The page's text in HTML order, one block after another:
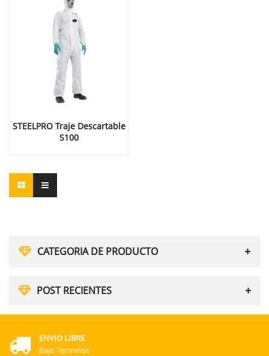
CATEGORIA DE PRODUCTO
POST RECIENTES
STEELPRO Traje Descartable
S100
ENVIO LIBRE
Bajo Terminos